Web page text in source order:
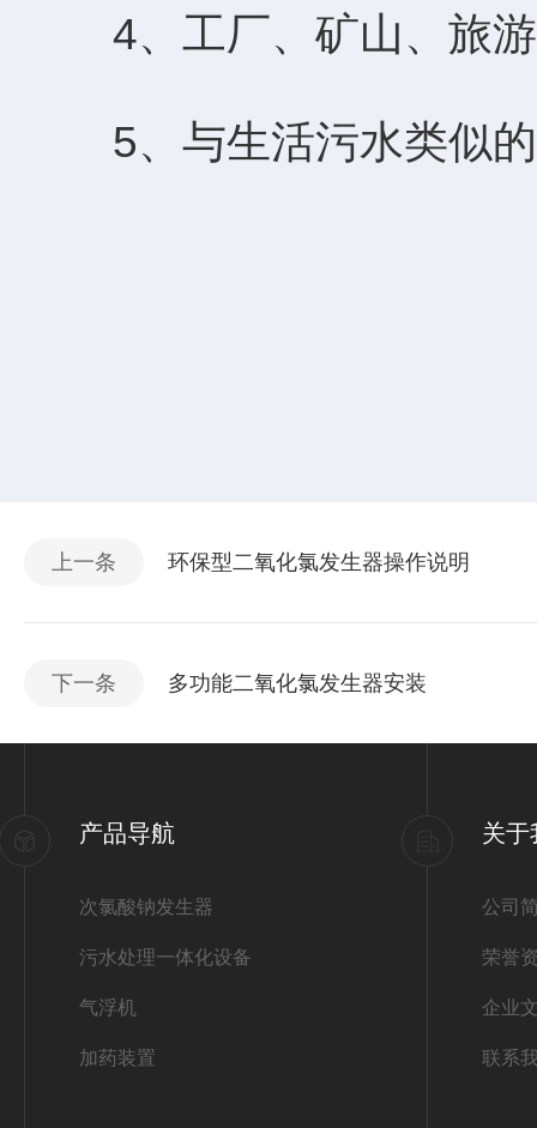
4、工厂、矿山、旅游
5、与生活污水类似的
上一条 环保型二氧化氯发生器操作说明
下一条 多功能二氧化氯发生器安装
产品导航
次氯酸钠发生器
污水处理一体化设备
气浮机
加药装置
关于
公司
荣誉
企业
联系